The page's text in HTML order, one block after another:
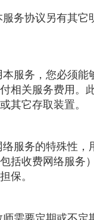
服务协议另有其
本服务，您必须
相关服务费用。
其它存取装置。
络服务的特殊性
括收费网络服务
保。